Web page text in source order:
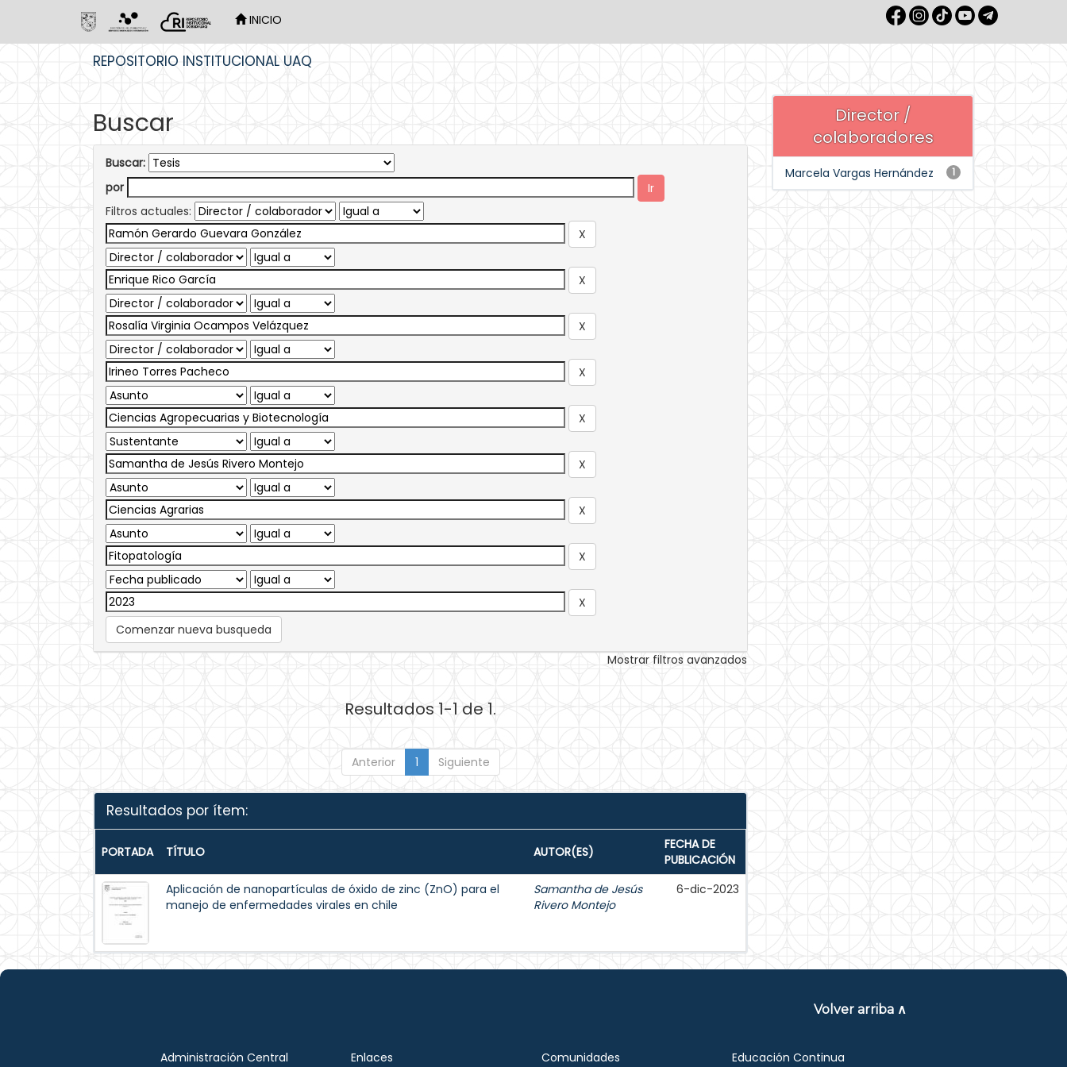
INICIO
REPOSITORIO INSTITUCIONAL UAQ
Buscar
Buscar:
por
Filtros actuales:
Comenzar nueva busqueda
Mostrar filtros avanzados
Resultados 1-1 de 1.
Anterior 1 Siguiente
Resultados por ítem:
PORTADA TÍTULO AUTOR(ES)
FECHA DE
PUBLICACIÓN
Aplicación de nanopartículas de óxido de zinc (ZnO) para el
manejo de enfermedades virales en chile
Samantha de Jesús
Rivero Montejo
6-dic-2023
Director /
colaboradores
1
Marcela Vargas Hernández
Volver arriba ∧
Administración Central Enlaces Comunidades Educación Continua